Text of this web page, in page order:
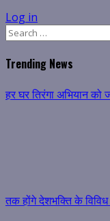
Log in
Search
Trending News
हर घर तिरंगा अभियान
तक होंगे देशभक्ति के विविध